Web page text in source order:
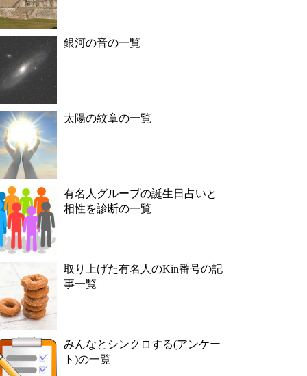
銀河の音の一覧
太陽の紋章の一覧
有名人グループの誕生日占いと
相性を診断の一覧
取り上げた有名人のKin番号の記
事一覧
みんなとシンクロする(アンケー
ト)の一覧